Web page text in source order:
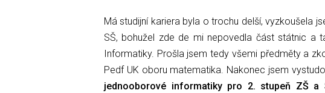
Má studijní kariera byla o trochu delší, vyzkoušela
SŠ, bohužel zde de mi nepovedla část státnic a
Informatiky. Prošla jsem tedy všemi předměty a
Pedf UK oboru matematika. Nakonec jsem
jednooborové informatiky pro 2. stupeň ZŠ a